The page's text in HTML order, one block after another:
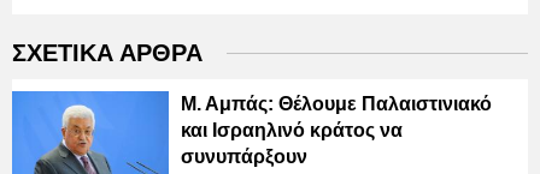
ΣΧΕΤΙΚΑ ΑΡΘΡΑ
Μ. Αμπάς: Θέλουμε Παλαιστινιακό
και Ισραηλινό κράτος να
συνυπάρξουν